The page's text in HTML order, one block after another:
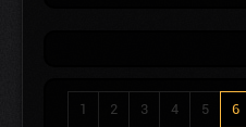
1 2 3 4 5 6